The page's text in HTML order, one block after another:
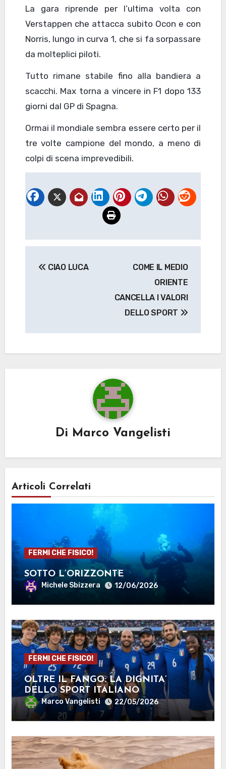
La gara riprende per l’ultima volta con
Verstappen che attacca subito Ocon e con
Norris, lungo in curva 1, che si fa sorpassare
da molteplici piloti.
Tutto rimane stabile fino alla bandiera a
scacchi. Max torna a vincere in F1 dopo 133
giorni dal GP di Spagna.
Ormai il mondiale sembra essere certo per il
tre volte campione del mondo, a meno di
colpi di scena imprevedibili.
CIAO LUCA
COME IL MEDIO
ORIENTE
CANCELLA I VALORI
DELLO SPORT
Di Marco Vangelisti
Articoli Correlati
FERMI CHE FISICO!
SOTTO L’ORIZZONTE
Michele Sbizzera 12/06/2026
FERMI CHE FISICO!
OLTRE IL FANGO: LA DIGNITA’
DELLO SPORT ITALIANO
Marco Vangelisti 22/05/2026